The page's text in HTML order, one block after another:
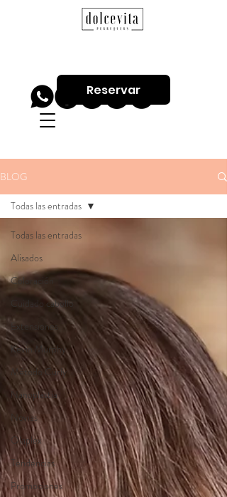
Reservar
BLOG
Todas las entradas
Alisados
Coloración
Cuidado cabello
Extensiones
Kevin Murphy
Método Curly
Nanoplastia
Novias
Olaplex
Tendencias
Promociones
Todas las entradas